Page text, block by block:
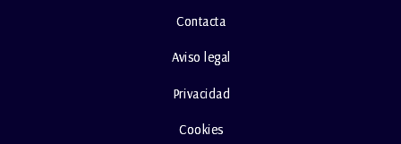
Contacta
Aviso legal
Privacidad
Cookies